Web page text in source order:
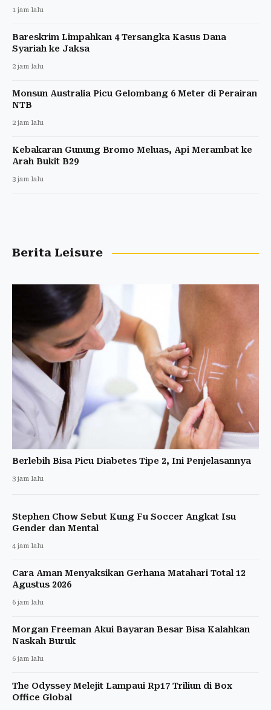
1 jam lalu
Bareskrim Limpahkan 4 Tersangka Kasus Dana
Syariah ke Jaksa
2 jam lalu
Monsun Australia Picu Gelombang 6 Meter di Perairan
NTB
2 jam lalu
Kebakaran Gunung Bromo Meluas, Api Merambat ke
Arah Bukit B29
3 jam lalu
Berita Leisure
Berlebih Bisa Picu Diabetes Tipe 2, Ini Penjelasannya
3 jam lalu
Stephen Chow Sebut Kung Fu Soccer Angkat Isu
Gender dan Mental
4 jam lalu
Cara Aman Menyaksikan Gerhana Matahari Total 12
Agustus 2026
6 jam lalu
Morgan Freeman Akui Bayaran Besar Bisa Kalahkan
Naskah Buruk
6 jam lalu
The Odyssey Melejit Lampaui Rp17 Triliun di Box
Office Global